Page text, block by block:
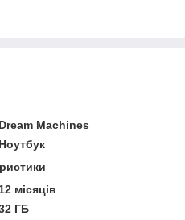
Dream Machines
Ноутбук
12 місяців
ГБ